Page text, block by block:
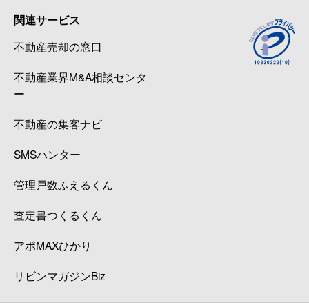
関連サービス
不動産売却の窓口
不動産業界M&A相談センタ
ー
不動産の集客ナビ
SMSハンター
管理戸数ふえるくん
査定書つくるくん
アポMAXひかり
リビンマガジンBiz